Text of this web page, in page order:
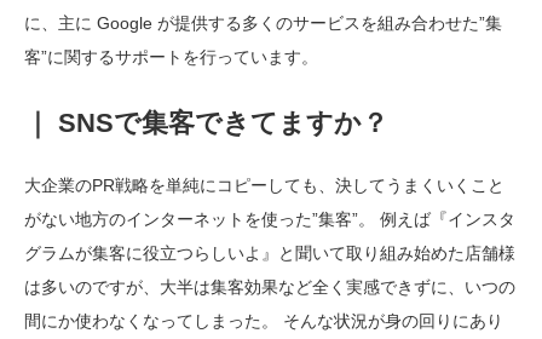
に、主に Google が提供する多くのサービスを組み合わせた”集
客”に関するサポートを行っています。
｜ SNSで集客できてますか？
大企業のPR戦略を単純にコピーしても、決してうまくいくこと
がない地方のインターネットを使った”集客”。 例えば『インスタ
グラムが集客に役立つらしいよ』と聞いて取り組み始めた店舗様
は多いのですが、大半は集客効果など全く実感できずに、いつの
間にか使わなくなってしまった。 そんな状況が身の回りにあり